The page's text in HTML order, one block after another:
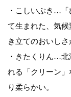
・こしいぶき…「
て生まれた、気
き立てのおいしさ
・きたくりん…
れる「クリーン
り柔らかい。